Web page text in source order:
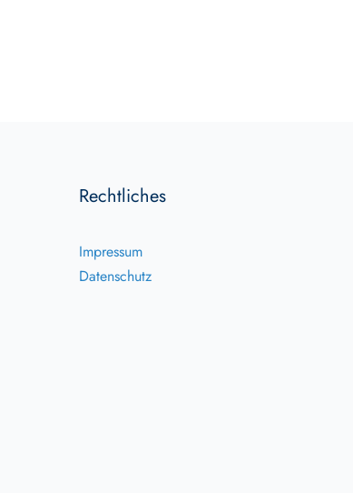
Rechtliches
Impressum
Datenschutz